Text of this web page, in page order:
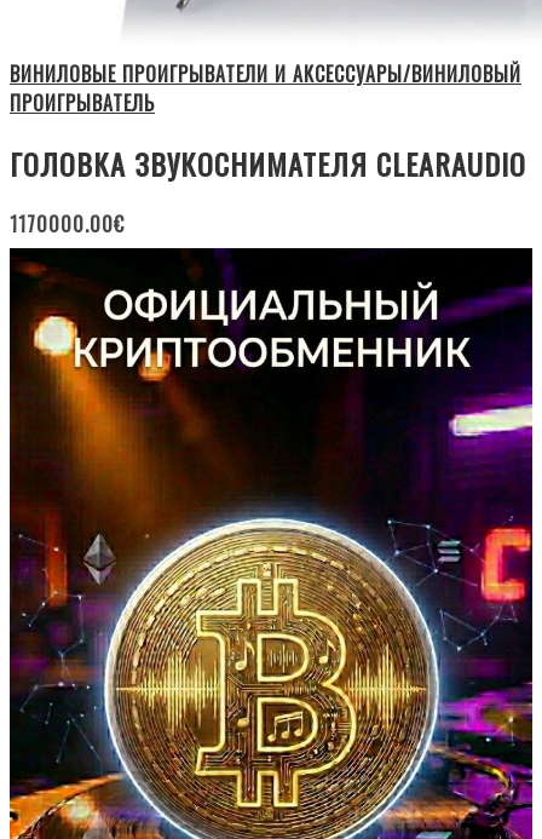
ВИНИЛОВЫЕ ПРОИГРЫВАТЕЛИ И АКСЕССУАРЫ/ВИНИЛОВЫЙ
ПРОИГРЫВАТЕЛЬ
ГОЛОВКА ЗВУКОСНИМАТЕЛЯ CLEARAUDIO
1170000.00€